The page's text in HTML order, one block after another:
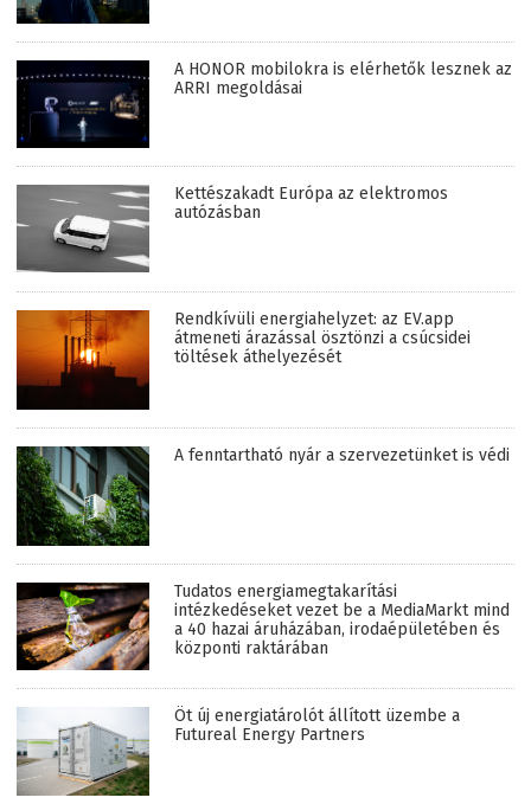
A HONOR mobilokra is elérhetők lesznek az
ARRI megoldásai
Kettészakadt Európa az elektromos
autózásban
Rendkívüli energiahelyzet: az EV.app
átmeneti árazással ösztönzi a csúcsidei
töltések áthelyezését
A fenntartható nyár a szervezetünket is védi
Tudatos energiamegtakarítási
intézkedéseket vezet be a MediaMarkt mind
a 40 hazai áruházában, irodaépületében és
központi raktárában
Öt új energiatárolót állított üzembe a
Futureal Energy Partners